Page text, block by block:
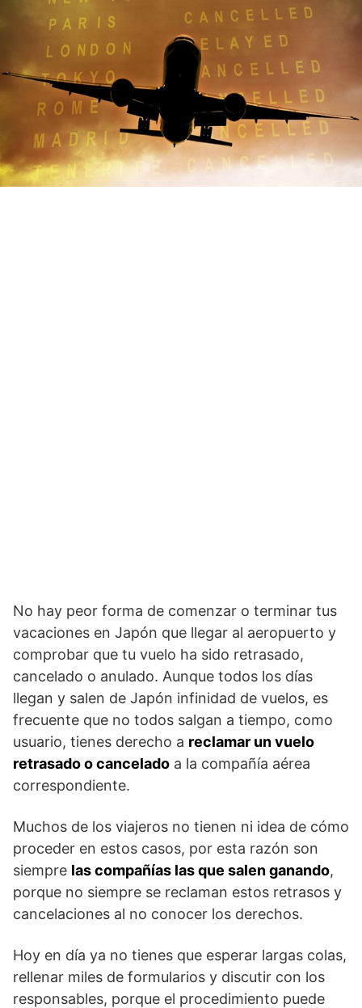
No hay peor forma de comenzar o terminar tus
vacaciones en Japón que llegar al aeropuerto y
comprobar que tu vuelo ha sido retrasado,
cancelado o anulado. Aunque todos los días
llegan y salen de Japón infinidad de vuelos, es
frecuente que no todos salgan a tiempo, como
usuario, tienes derecho a reclamar un vuelo
retrasado o cancelado a la compañía aérea
correspondiente.
Muchos de los viajeros no tienen ni idea de cómo
proceder en estos casos, por esta razón son
siempre las compañías las que salen ganando,
porque no siempre se reclaman estos retrasos y
cancelaciones al no conocer los derechos.
Hoy en día ya no tienes que esperar largas colas,
rellenar miles de formularios y discutir con los
responsables, porque el procedimiento puede